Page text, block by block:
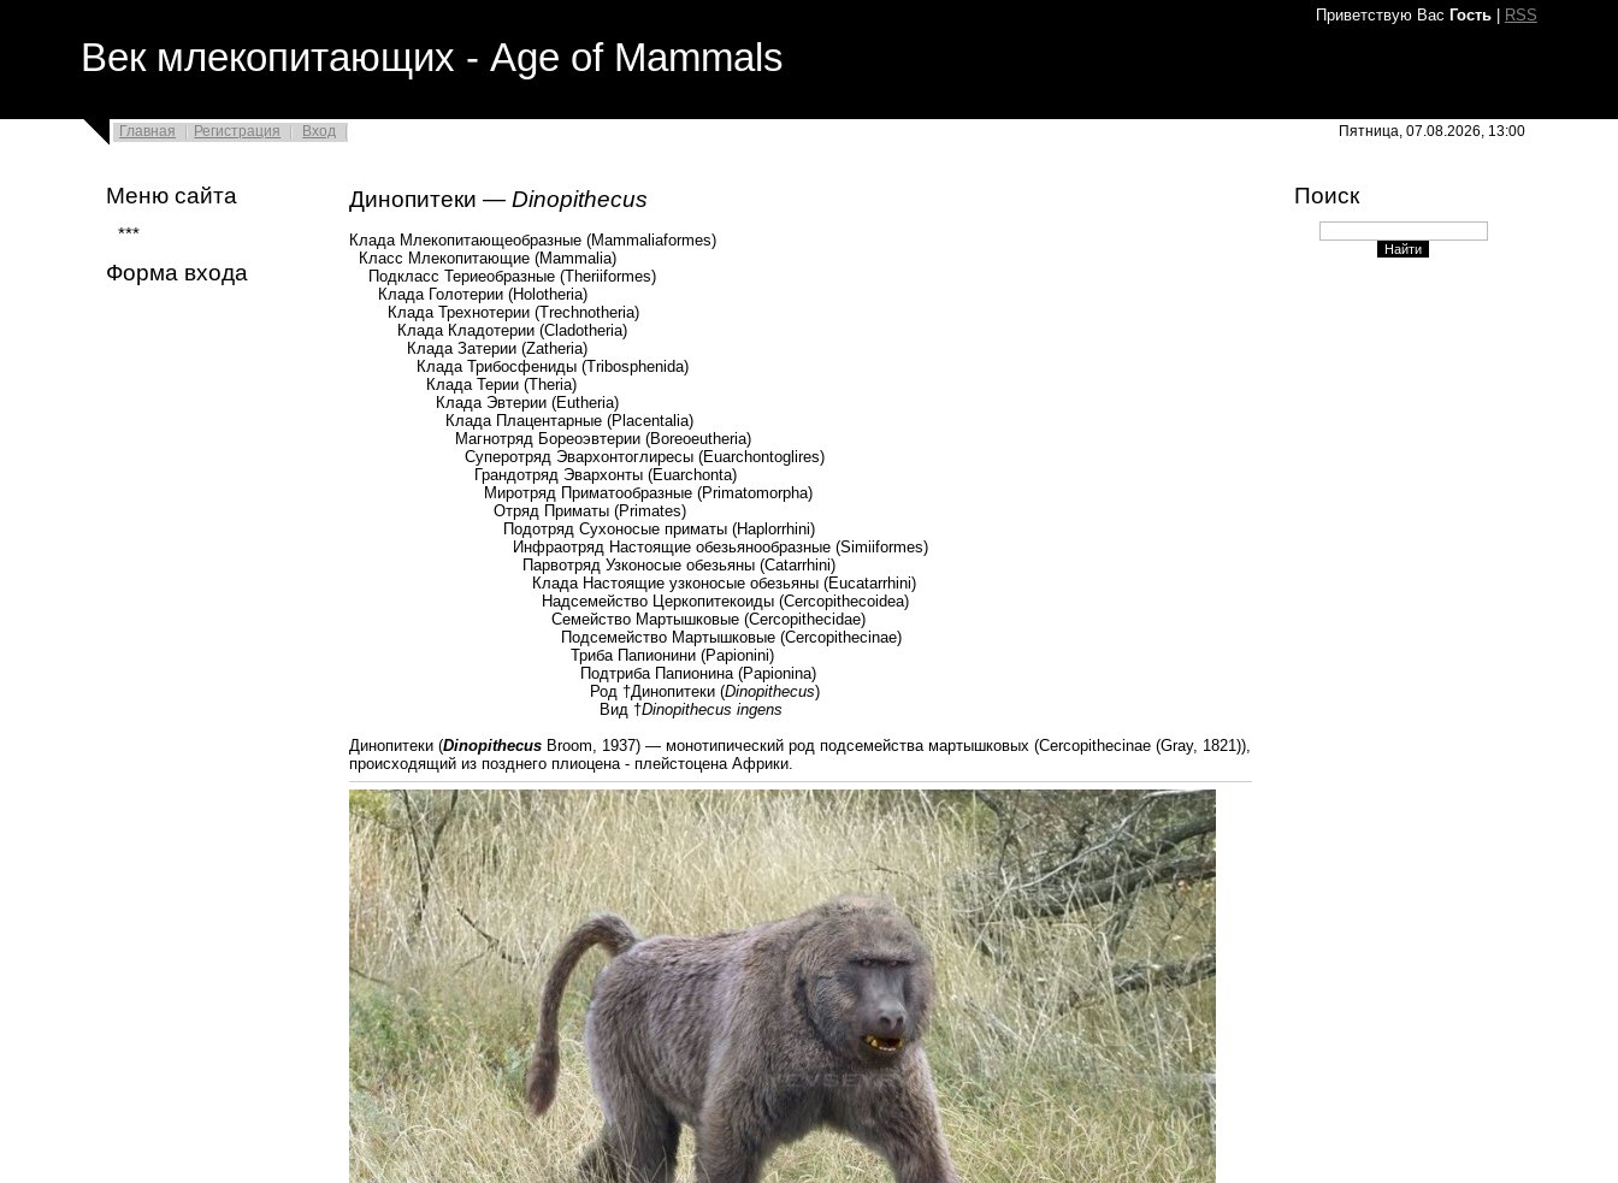
Приветствую Вас Гость| RSS
Век млекопитающих - Age of Mammals
Главная Регистрация Вход Пятница, 07.08.2026, 13:00
Меню сайта
***
Форма входа
Динопитеки — Dinopithecus
Клада Млекопитающеобразные (Mammaliaformes)
Класс Млекопитающие (Mammalia)
Подкласс Териеобразные (Theriiformes)
Клада Голотерии (Holotheria)
Клада Трехнотерии (Trechnotheria)
Клада Кладотерии (Cladotheria)
Клада Затерии (Zatheria)
Клада Трибосфениды (Tribosphenida)
Клада Терии (Theria)
Клада Эвтерии (Eutheria)
Клада Плацентарные (Placentalia)
Магнотряд Бореоэвтерии (Boreoeutheria)
Суперотряд Эвархонтоглиресы (Euarchontoglires)
Грандотряд Эвархонты (Euarchonta)
Миротряд Приматообразные (Primatomorpha)
Отряд Приматы (Primates)
Подотряд Сухоносые приматы (Haplorrhini)
Инфраотряд Настоящие обезьянообразные (Simiiformes)
Парвотряд Узконосые обезьяны (Catarrhini)
Клада Настоящие узконосые обезьяны (Eucatarrhini)
Надсемейство Церкопитекоиды (Cercopithecoidea)
Семейство Мартышковые (Cercopithecidae)
Подсемейство Мартышковые (Cercopithecinae)
Триба Папионини (Papionini)
Подтриба Папионина (Papionina)
Род †Динопитеки (Dinopithecus)
Вид †Dinopithecus ingens
Динопитеки (DinopithecusBroom, 1937) — монотипический род подсемейства мартышковых (Cercopithecinae (Gray, 1821)),
происходящий из позднего плиоцена - плейстоцена Африки.
Поиск